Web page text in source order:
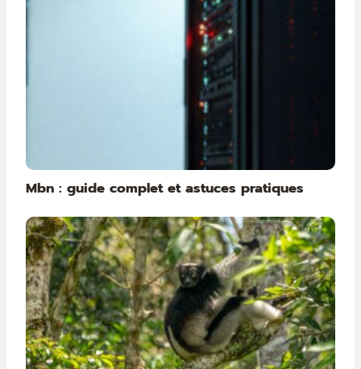
Mbn : guide complet et astuces pratiques